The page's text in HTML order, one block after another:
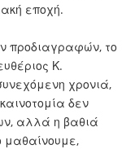
εποχή.
προδιαγραφών, το
Κ.
χρονιά,
δεν
αλλά η βαθιά
μαθαίνουμε,